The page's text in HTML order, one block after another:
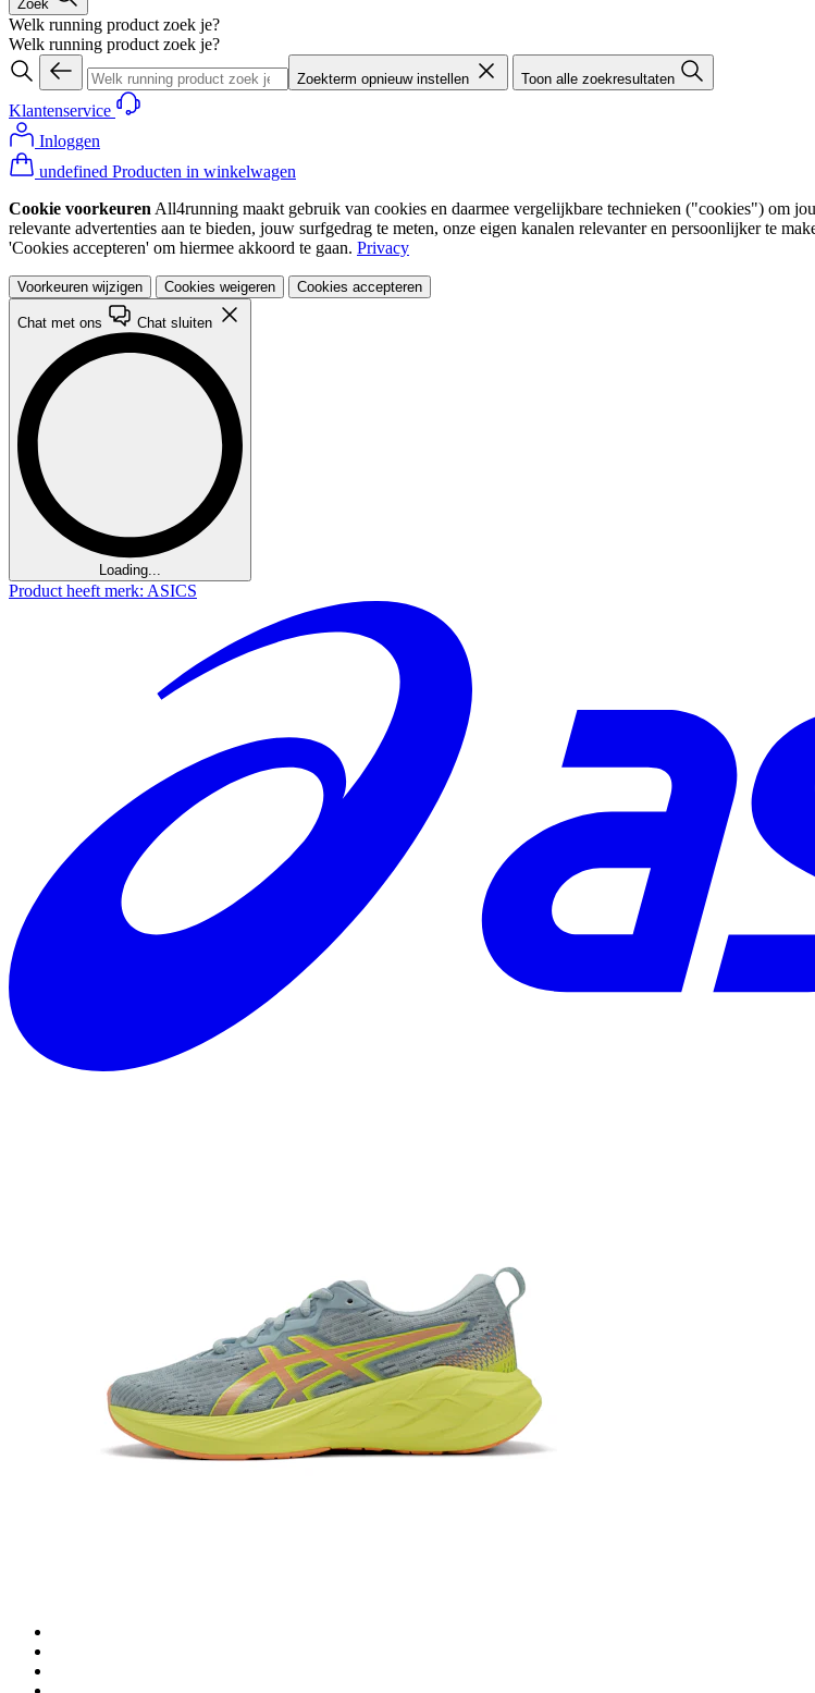
Zoek
Welk running product zoek je?
Welk running product zoek je?
Zoekterm opnieuw instellen Toon alle zoekresultaten
Klantenservice
Inloggen
undefined Producten in winkelwagen
Cookie voorkeuren All4running maakt gebruik van cookies en daarmee vergelijkbare technieken ("cookies") om
relevante advertenties aan te bieden, jouw surfgedrag te meten, onze eigen kanalen relevanter en persoonlijker te
'Cookies accepteren' om hiermee akkoord te gaan. Privacy
Voorkeuren wijzigen Cookies weigeren Cookies accepteren
Chat met ons Chat sluiten
Loading...
Product heeft merk: ASICS